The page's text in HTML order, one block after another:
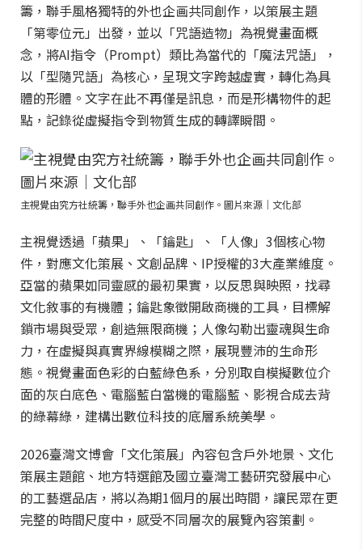
籌，聯手風格獨特的外也企画共同創作，以策展主題
「第零位元」出發，並以「咒語造物」為視覺畫面概
念，將AI指令（Prompt）類比為當代的「魔法咒語」，
以「型隨咒語」為核心，呈現文字跨越虛實，轉化為具
體的形體。文字在此不再僅是訊息，而是形構物件的起
點，記錄從虛擬指令到物質生成的轉譯瞬間。
主視覺由究方社統籌，聯手外也企画共同創作。圖片來源｜文化部
主視覺透過「蘋果」、「鑰匙」、「人像」3個核心物
件，對應文化策展、文創品牌、IP授權的3大產業維度。
亞當的蘋果如同靈感的最初果實，以反思與映照，找尋
文化敘事的有機體；鑰匙象徵開啟商機的工具，目標解
鎖市場與受眾，創造無限商機；人像勾勒出靈魂與生命
力，在虛擬與真實界線模糊之際，展現豐沛的生命形
態。視覺畫面色彩的白藍綠色系，分別取自模擬數位介
面的灰白底色、電腦藍白當機的電腦藍、影視合成去背
的綠幕綠，建構出數位科技的底層系統美學。
2026臺灣文博會「文化策展」內容包含戶外地景、文化
策展主題館、地方特選館及國立臺灣工藝研究發展中心
的工藝選品店，將以為期1個月的展出時間，讓民眾在更
完整的時間尺度中，感受不同層次的展覽內容策劃。